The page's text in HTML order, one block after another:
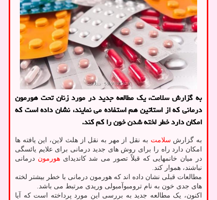
به گزارش سلامت، یک مطالعه جدید در مورد زنان تحت هورمون
درمانی که از استاتین هم استفاده می نمایند، نشان داده است که
امکان دارد خطر لخته شدن خون را کم کند.
به گزارش سلامت به نقل از مهر به نقل از هلث لاین، این یافته ها
امکان دارد راه را برای روش های جدید درمانی برای علایم یائسگی
در میان خانمهایی که قبلاً تصور می شد کاندیدایهورمون درمانی
نباشند، هموار کند.
مطالعات قبلی نشان داده اند که هورمون درمانی با خطر بیشتر لخته
های جدی خون به نام ترومبوآمبولی وریدی مرتبط می باشد.
اکنون، یک مطالعه جدید به بررسی این مورد پرداخته است که آیا